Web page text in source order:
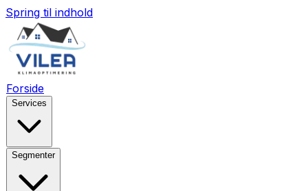
Spring til indhold
Forside
Services
Segmenter